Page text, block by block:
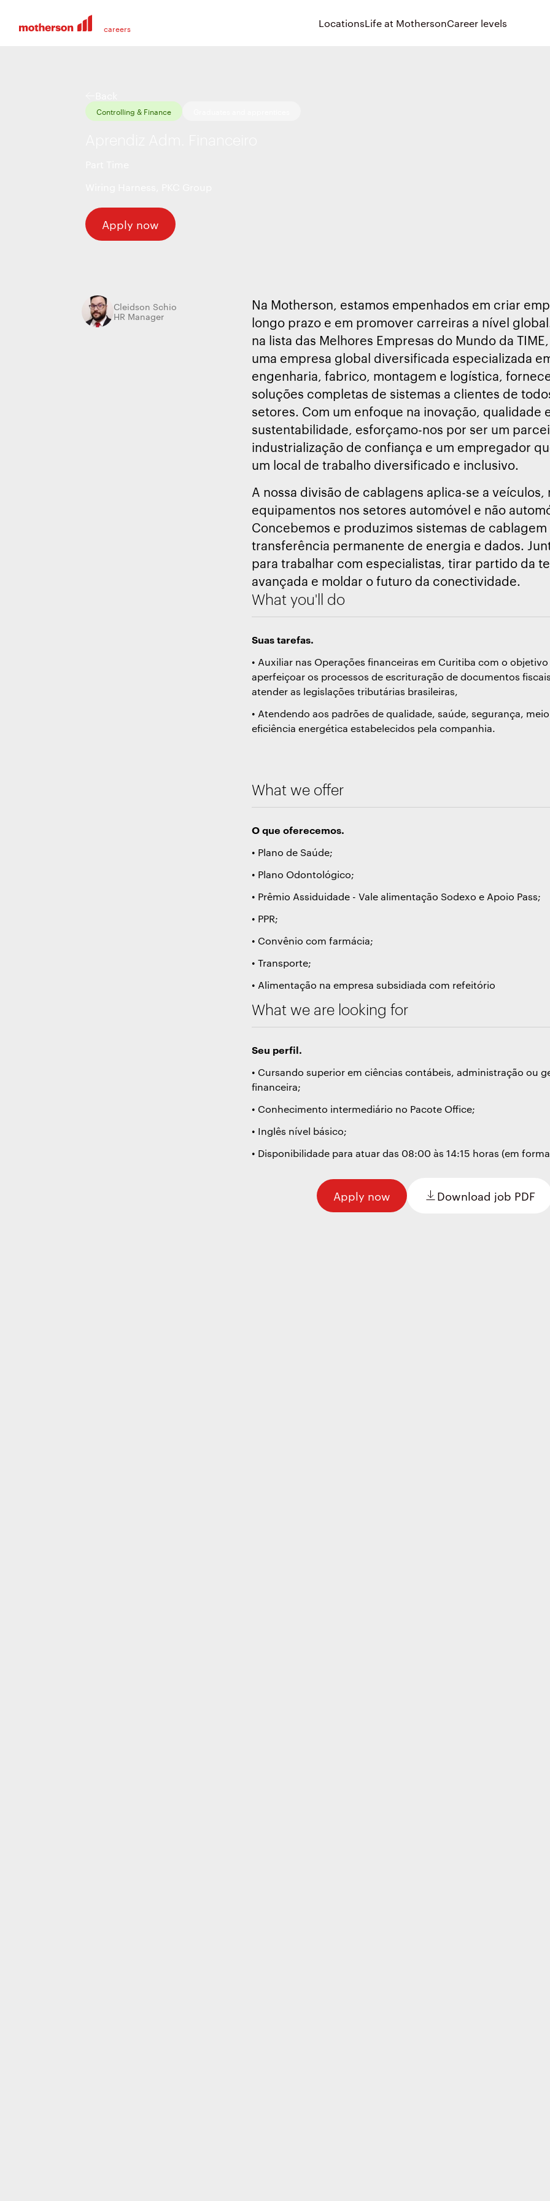
LocationsLife at MothersonCareer levels
Controlling & Finance
Apply now
Cleidson Schio
HR Manager
Na Motherson, estamos empenhados em criar
longo prazo e em promover carreiras a nível
na lista das Melhores Empresas do Mundo da
uma empresa global diversificada especializada
engenharia, fabrico, montagem e logística,
soluções completas de sistemas a clientes de
setores. Com um enfoque na inovação, qualidade
sustentabilidade, esforçamo-nos por ser um
industrialização de confiança e um empregador
um local de trabalho diversificado e inclusivo.
A nossa divisão de cablagens aplica-se a veículos,
equipamentos nos setores automóvel e não
Concebemos e produzimos sistemas de
transferência permanente de energia e dados.
para trabalhar com especialistas, tirar partido da
avançada e moldar o futuro da conectividade.
What you'll do
Suas tarefas.
• Auxiliar nas Operações financeiras em Curitiba com o
aperfeiçoar os processos de escrituração de documentos
atender as legislações tributárias brasileiras,
• Atendendo aos padrões de qualidade, saúde, segurança,
eficiência energética estabelecidos pela companhia.
What we offer
O que oferecemos.
• Plano de Saúde;
• Plano Odontológico;
• Prêmio Assiduidade - Vale alimentação Sodexo e Apoio Pass;
• PPR;
• Convênio com farmácia;
• Transporte;
• Alimentação na empresa subsidiada com refeitório
What we are looking for
Seu perfil.
• Cursando superior em ciências contábeis, administração ou
financeira;
• Conhecimento intermediário no Pacote Office;
• Inglês nível básico;
• Disponibilidade para atuar das 08:00 às 14:15 horas (em
Apply now Download job PDF